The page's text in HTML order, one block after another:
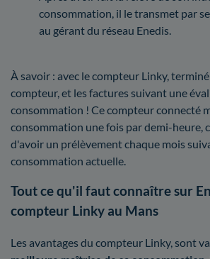
consommation, il le transmet par
au gérant du réseau Enedis.
À savoir : avec le compteur Linky,
compteur, et les factures suivant une
consommation ! Ce compteur connecté
consommation une fois par demi-heure,
d'avoir un prélèvement chaque mois
consommation actuelle.
Tout ce qu'il faut connaître sur
compteur Linky au Mans
Les avantages du compteur Linky, sont